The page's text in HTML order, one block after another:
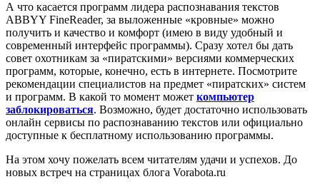
А что касается программ лидера распознавания текстов
ABBYY FineReader, за выложенные «кровные» можно
получить и качество и комфорт (имею в виду удобный и
современный интерфейс программы). Сразу хотел бы дать
совет охотникам за «пиратскими» версиями коммерческих
программ, которые, конечно, есть в интернете. Посмотрите
рекомендации специалистов на предмет «пиратских» систем
и программ. В какой то момент может компьютер
заблокироваться. Возможно, будет достаточно использовать
онлайн сервисы по распознаванию текстов или официально
доступные к бесплатному использованию программы.
На этом хочу пожелать всем читателям удачи и успехов. До
новых встреч на страницах блога Vorabota.ru